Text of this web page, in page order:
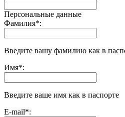
Персональные данные
Фамилия*:
Введите вашу фамилию как в
Имя*:
Введите ваше имя как в паспорте
E-mail*: